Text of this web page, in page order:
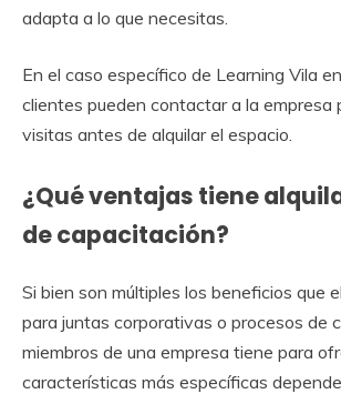
adapta a lo que necesitas.
En el caso específico de Learning Vila
clientes pueden contactar a la empresa
visitas antes de alquilar el espacio.
¿Qué ventajas tiene
de capacitación?
Si bien son múltiples los beneficios que
para juntas corporativas o procesos de
miembros de una empresa tiene para
características más específicas